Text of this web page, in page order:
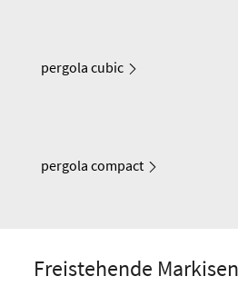
pergola cubic
pergola compact
Freistehende